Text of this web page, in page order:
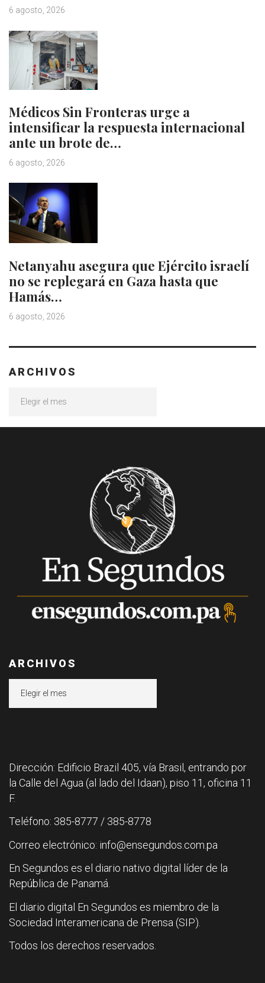
6 agosto, 2026
Médicos Sin Fronteras urge a
intensificar la respuesta internacional
ante un brote de…
6 agosto, 2026
Netanyahu asegura que Ejército israelí
no se replegará en Gaza hasta que
Hamás…
6 agosto, 2026
ARCHIVOS
ARCHIVOS
Dirección: Edificio Brazil 405, vía Brasil, entrando por
la Calle del Agua (al lado del Idaan), piso 11, oficina 11
F.
Teléfono: 385-8777 / 385-8778
Correo electrónico: info@ensegundos.com.pa
En Segundos es el diario nativo digital líder de la
República de Panamá.
El diario digital En Segundos es miembro de la
Sociedad Interamericana de Prensa (SIP).
Todos los derechos reservados.